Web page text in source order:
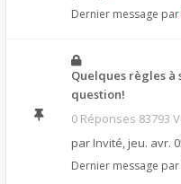
Dernier message par
Quelques règles
question!
0 Réponses 83793
par Invité, jeu. avr.
Dernier message par